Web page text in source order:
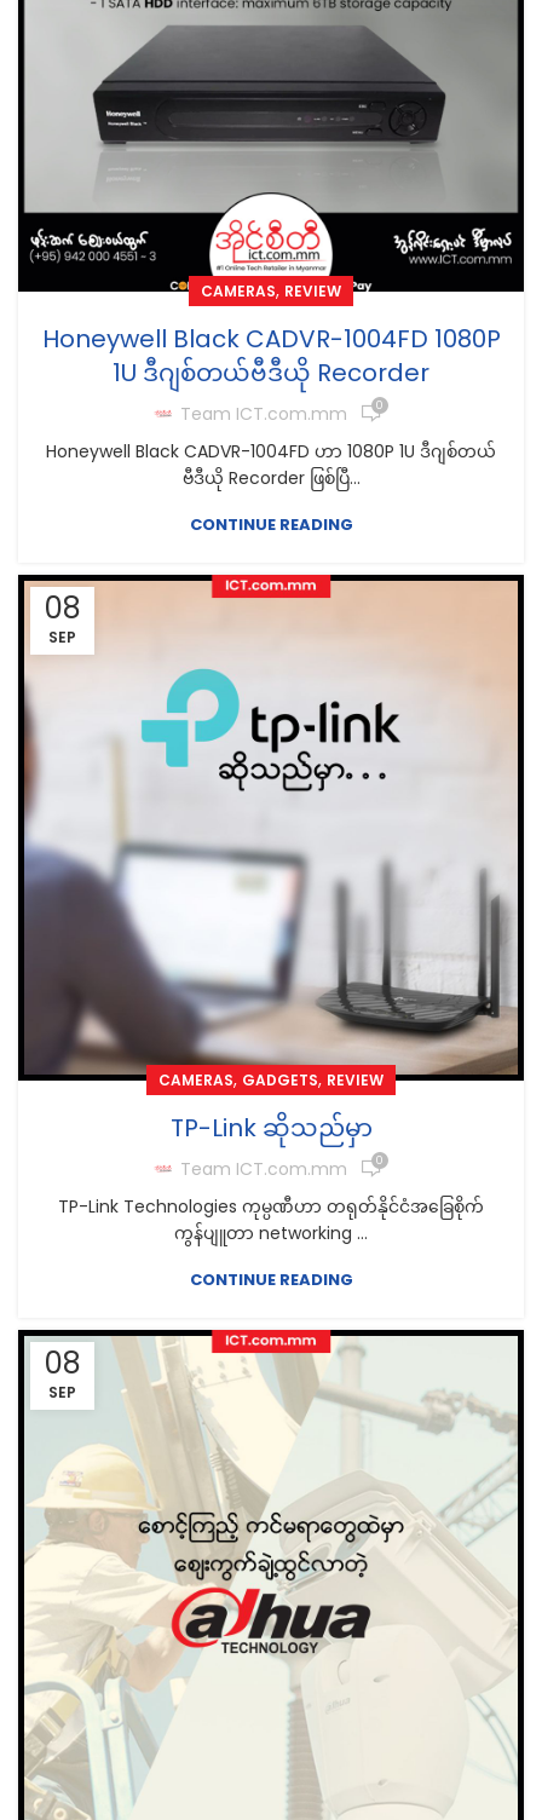
CAMERAS, REVIEW
Honeywell Black CADVR-1004FD 1080P
1U ဒီဂျစ်တယ်ဗီဒီယို Recorder
Team ICT.com.mm 0
Honeywell Black CADVR-1004FD ဟာ 1080P 1U ဒီဂျစ်တယ်
ဗီဒီယို Recorder ဖြစ်ပြီ...
CONTINUE READING
08
SEP
CAMERAS, GADGETS, REVIEW
TP-Link ဆိုသည်မှာ
Team ICT.com.mm 0
TP-Link Technologies ကုမ္ပဏီဟာ တရုတ်နိုင်ငံအခြေစိုက်
ကွန်ပျူတာ networking ...
CONTINUE READING
08
SEP